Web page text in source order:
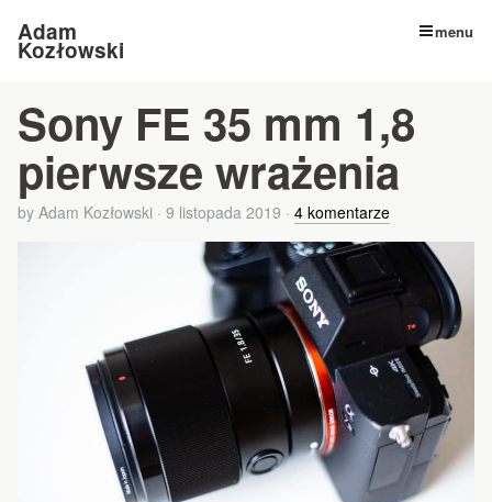
Adam
Kozłowski
menu
Sony FE 35 mm 1,8
pierwsze wrażenia
by Adam Kozłowski · 9 listopada 2019 · 4 komentarze